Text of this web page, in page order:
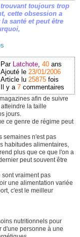
toujours trop
cette obsession a
santé et peut être
Par Latchote, 40 ans
Ajouté le 23/01/2006
Article lu 25875 fois
Il y a 7 commentaires
afin de suivre
la taille
jours.
ce genre de régime peut
semaines n'est pas
habitudes alimentaires,
plus que ce que l'on a
peut souvent être
vraiment pas
une alimentation variée
c'est le meilleur
nutritionnels pour
d'une personne à une